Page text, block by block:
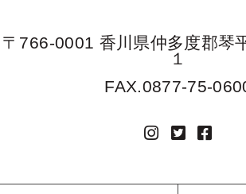
〒766-0001 香川県仲多度郡琴
１
FAX.0877-75-